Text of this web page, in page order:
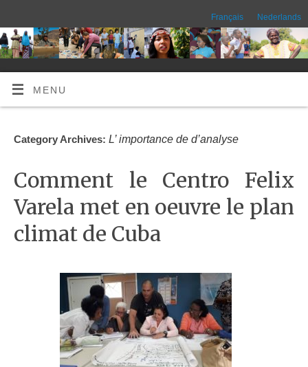
Français Nederlands
MENU
Category Archives:L’ importance de d’analyse
Comment le Centro Felix
Varela met en oeuvre le plan
climat de Cuba